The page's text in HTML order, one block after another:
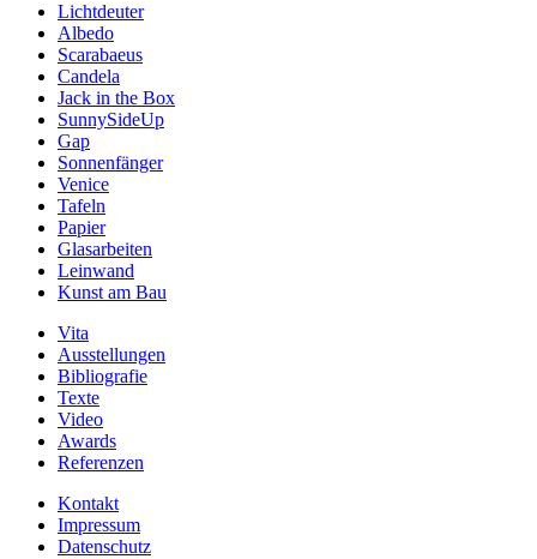
Lichtdeuter
Albedo
Scarabaeus
Candela
Jack in the Box
SunnySideUp
Gap
Sonnenfänger
Venice
Tafeln
Papier
Glasarbeiten
Leinwand
Kunst am Bau
Vita
Ausstellungen
Bibliografie
Texte
Video
Awards
Referenzen
Kontakt
Impressum
Datenschutz